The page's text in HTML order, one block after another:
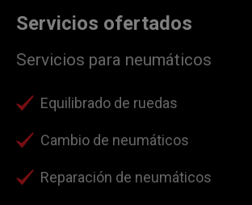
Servicios ofertados
Servicios para neumáticos
Equilibrado de ruedas
Cambio de neumáticos
Reparación de neumáticos